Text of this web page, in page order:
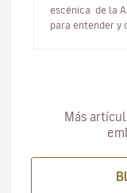
escénica de la
para entender y
Más